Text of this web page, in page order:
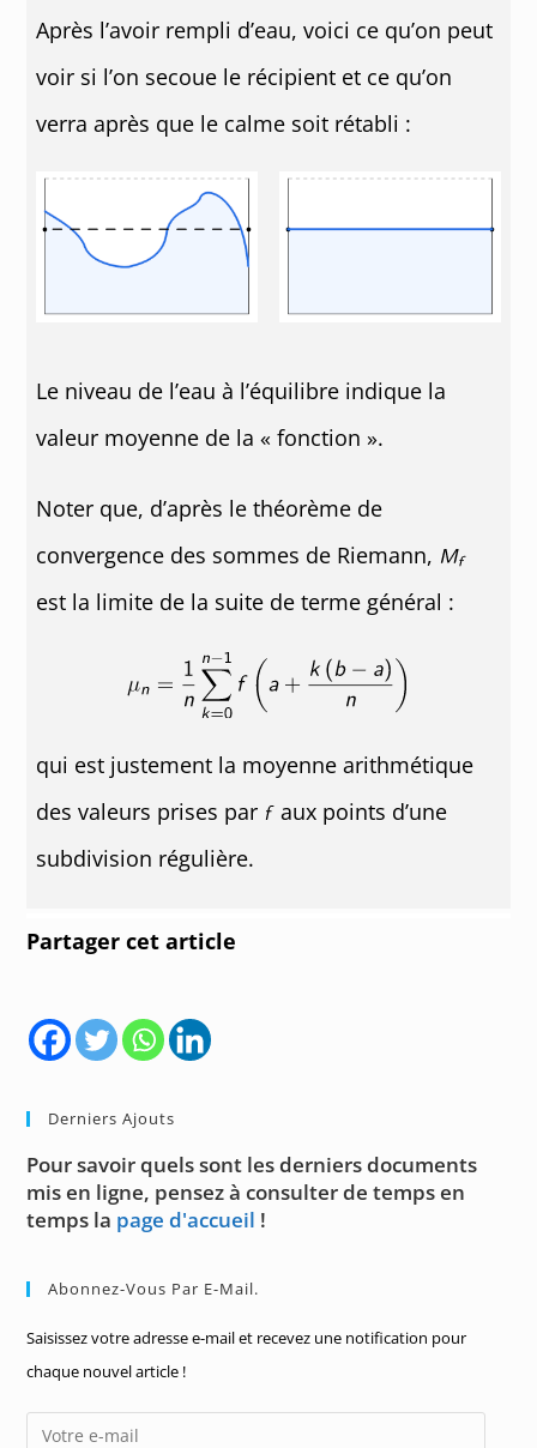
Après l’avoir rempli d’eau, voici ce qu’on peut
voir si l’on secoue le récipient et ce qu’on
verra après que le calme soit rétabli :
Le niveau de l’eau à l’équilibre indique la
valeur moyenne de la « fonction ».
Noter que, d’après le théorème de
convergence des sommes de Riemann,
est la limite de la suite de terme général :
qui est justement la moyenne arithmétique
des valeurs prises par
aux points d’une
subdivision régulière.
Partager cet article
Derniers Ajouts
Pour savoir quels sont les derniers documents
mis en ligne, pensez à consulter de temps en
temps la page d'accueil !
Abonnez-Vous Par E-Mail.
Saisissez votre adresse e-mail et recevez une notification pour
chaque nouvel article !
Votre